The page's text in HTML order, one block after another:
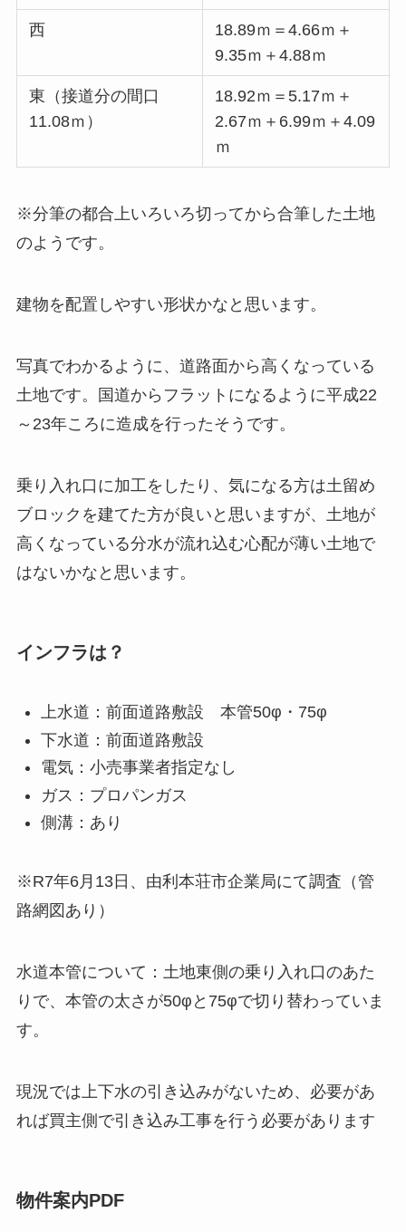
西
18.89ｍ＝4.66ｍ＋
9.35ｍ＋4.88ｍ
東（接道分の間口
11.08ｍ）
18.92ｍ＝5.17ｍ＋
2.67ｍ＋6.99ｍ＋4.09
ｍ
※分筆の都合上いろいろ切ってから合筆した土地
のようです。
建物を配置しやすい形状かなと思います。
写真でわかるように、道路面から高くなっている
土地です。国道からフラットになるように平成22
～23年ころに造成を行ったそうです。
乗り入れ口に加工をしたり、気になる方は土留め
ブロックを建てた方が良いと思いますが、土地が
高くなっている分水が流れ込む心配が薄い土地で
はないかなと思います。
インフラは？
上水道：前面道路敷設 本管50φ・75φ
下水道：前面道路敷設
電気：小売事業者指定なし
ガス：プロパンガス
側溝：あり
※R7年6月13日、由利本荘市企業局にて調査（管
路網図あり）
水道本管について：土地東側の乗り入れ口のあた
りで、本管の太さが50φと75φで切り替わっていま
す。
現況では上下水の引き込みがないため、必要があ
れば買主側で引き込み工事を行う必要があります
物件案内PDF